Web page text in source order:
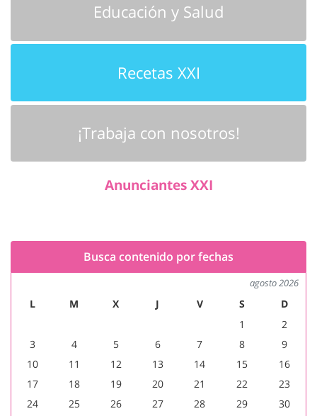
Educación y Salud
Recetas XXI
¡Trabaja con nosotros!
Anunciantes XXI
Busca contenido por fechas
agosto 2026
L M X J V S
D
1
2
3
4 5 6 7 8
9
10
11 12 13 14 15
16
17
18 19 20 21 22
23
24
25 26 27 28 29
30